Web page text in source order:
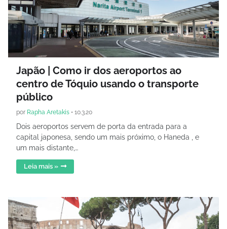
Japão | Como ir dos aeroportos ao
centro de Tóquio usando o transporte
público
por Rapha Aretakis • 10.3.20
Dois aeroportos servem de porta da entrada para a
capital japonesa, sendo um mais próximo, o Haneda , e
um mais distante,…
Leia mais »